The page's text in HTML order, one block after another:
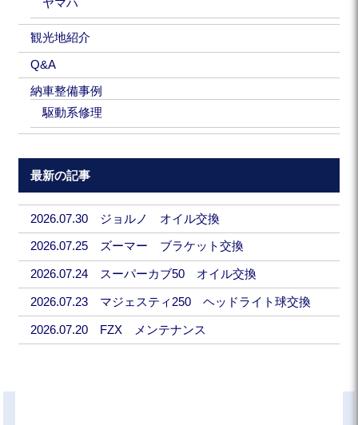
ヤマハ
観光地紹介
Q&A
納車整備事例
駆動系修理
最新の記事
2026.07.30 ジョルノ オイル交換
2026.07.25 ズーマー ブラケット交換
2026.07.24 スーパーカブ50 オイル交換
2026.07.23 マジェスティ250 ヘッドライト球交換
2026.07.20 FZX メンテナンス